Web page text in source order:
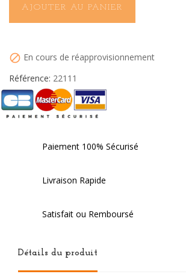
AJOUTER AU PANIER
 En cours de réapprovisionnement
Référence: 22111
Paiement 100% Sécurisé
Livraison Rapide
Satisfait ou Remboursé
Détails du produit